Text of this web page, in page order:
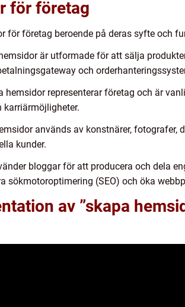
för företag
för företag beroende på deras syfte och
är utformade för att sälja
och
hemsidor representerar företag och är
används av konstnärer, fotografer,
kunder.
bloggar för att producera och dela
sökmotoroptimering (SEO) och öka
av ”skapa